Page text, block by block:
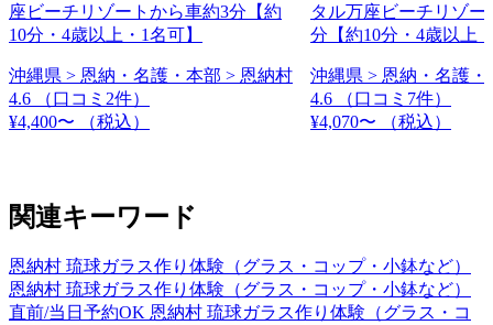
座ビーチリゾートから車約3分【約
10分・4歳以上・1名可】
沖縄県 > 恩納・名護・本部 > 恩納村
4.6
（口コミ2件）
¥4,400〜
（税込）
タル万座ビーチリゾー
分【約10分・4歳以上
沖縄県 > 恩納・名護・
4.6
（口コミ7件）
¥4,070〜
（税込）
関連キーワード
恩納村 琉球ガラス作り体験（グラス・コップ・小鉢など）
恩納村 琉球ガラス作り体験（グラス・コップ・小鉢など）
直前/当日予約OK 恩納村 琉球ガラス作り体験（グラス・コ